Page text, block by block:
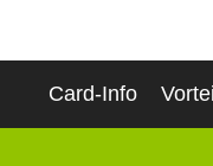
Card-Info